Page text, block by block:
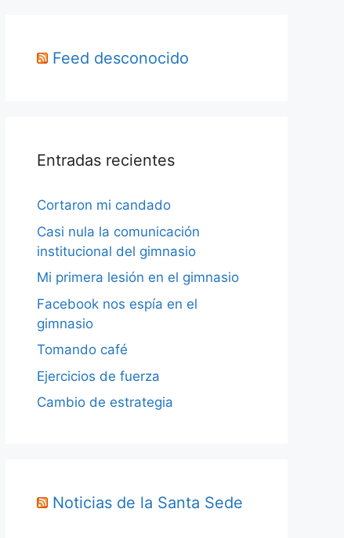
Feed desconocido
Entradas recientes
Cortaron mi candado
Casi nula la comunicación
institucional del gimnasio
Mi primera lesión en el gimnasio
Facebook nos espía en el
gimnasio
Tomando café
Ejercicios de fuerza
Cambio de estrategia
Noticias de la Santa Sede